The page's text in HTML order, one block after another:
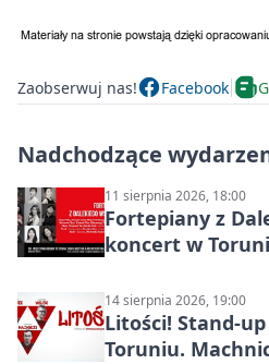
Zaobserwuj nas! Facebook
Nadchodzące
11 sierpnia 2026, 18:00
Fortepiany z
koncert w
14 sierpnia 2026, 19:00
Litości! Stand-
Toruniu.